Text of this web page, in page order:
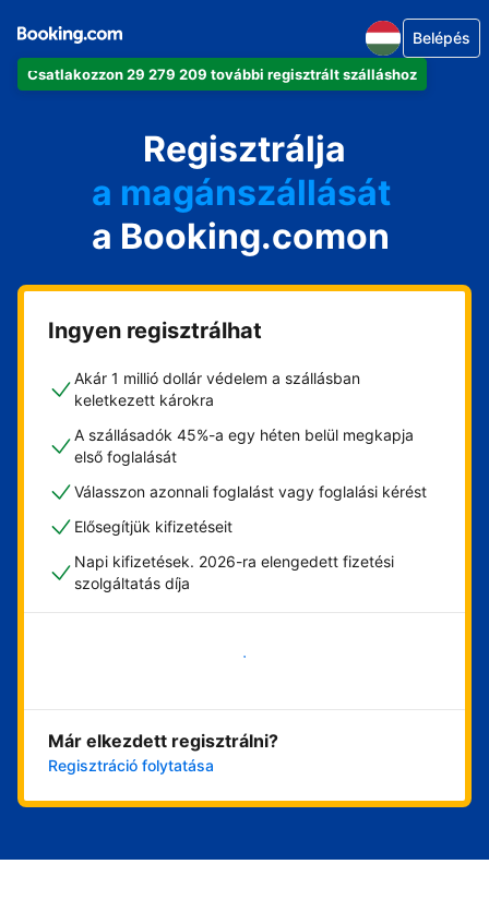
Csatlakozzon 29 279 209 további regisztrált szálláshoz
Belépés
Regisztrálja
az apartmanját
a szállodáját
a magánszállását
a vendégházát
a házát
a Booking.comon
Ingyen regisztrálhat
Akár 1 millió dollár védelem a szállásban
keletkezett károkra
A szállásadók 45%-a egy héten belül megkapja
első foglalását
Válasszon azonnali foglalást vagy foglalási kérést
Elősegítjük kifizetéseit
Napi kifizetések. 2026-ra elengedett fizetési
szolgáltatás díja
Vágjon bele most
Már elkezdett regisztrálni?
Regisztráció folytatása